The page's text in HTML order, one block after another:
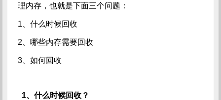
理内存，也就是下面三个问题：
1、什么时候回收
2、哪些内存需要回收
3、如何回收
1、什么时候回收？